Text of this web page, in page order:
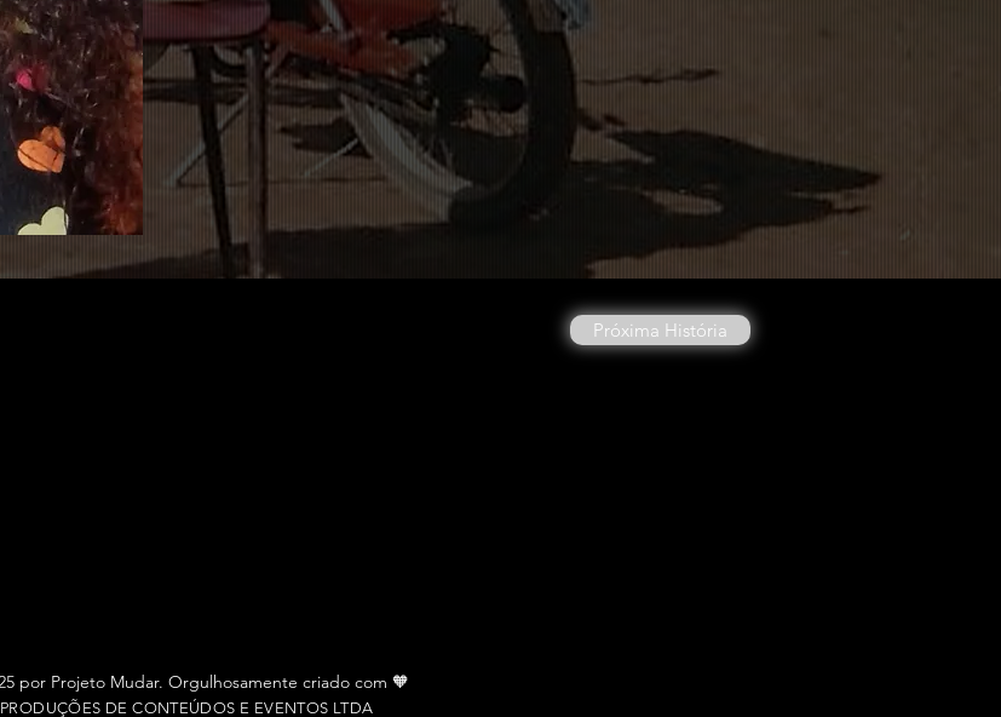
Próxima História
por Projeto Mudar. Orgulhosamente criado com 🧡
DE CONTEÚDOS E EVENTOS LTDA